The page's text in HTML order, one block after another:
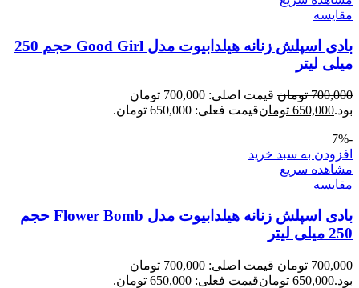
مقایسه
بادی اسپلش زنانه هیلدابیوت مدل Good Girl حجم 250
میلی لیتر
700,000 تومان
قیمت اصلی: 700,000 تومان
بود.650,000 تومانقیمت فعلی: 650,000 تومان.
-7%
افزودن به سبد خرید
مشاهده سریع
مقایسه
بادی اسپلش زنانه هیلدابیوت مدل Flower Bomb حجم
250 میلی لیتر
700,000 تومان
قیمت اصلی: 700,000 تومان
بود.650,000 تومانقیمت فعلی: 650,000 تومان.